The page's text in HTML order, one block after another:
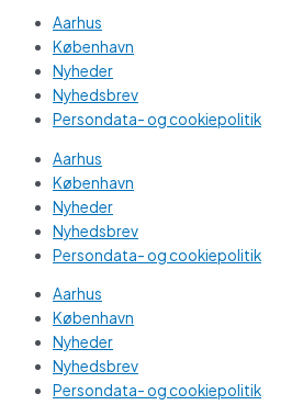
Aarhus
København
Nyheder
Nyhedsbrev
Persondata- og cookiepolitik
Aarhus
København
Nyheder
Nyhedsbrev
Persondata- og cookiepolitik
Aarhus
København
Nyheder
Nyhedsbrev
Persondata- og cookiepolitik